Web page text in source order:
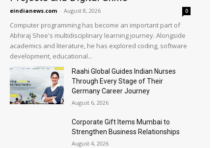
eindianews.com - August 8, 2026 0
Computer programming has become an important part of
Abhiraj Shee's multidisciplinary learning journey. Alongside
academics and literature, he has explored coding, software
development, educational...
Raahi Global Guides Indian Nurses
Through Every Stage of Their
Germany Career Journey
August 6, 2026
Corporate Gift Items Mumbai to
Strengthen Business Relationships
August 4, 2026